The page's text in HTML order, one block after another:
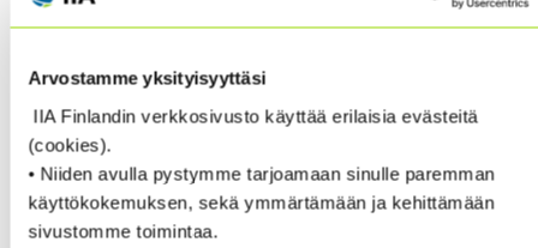
Arvostamme yksityisyyttäsi
IIA Finlandin verkkosivusto käyttää erilaisia evästeitä
(cookies).
• Niiden avulla pystymme tarjoamaan sinulle paremman
käyttökokemuksen, sekä ymmärtämään ja kehittämään
sivustomme toimintaa.
As of Mid-2021
effect. Aspiring candidates, as well as current
learn more about how these changes will impact them
specifically by referencing the CRMA Transition FAQs.
Visit the CRMA page for details.